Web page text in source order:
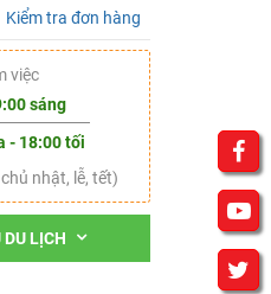
Kiểm tra đơn hàng
việc
sáng
- 18:00 tối
nhật, lễ, tết)
DU LỊCH